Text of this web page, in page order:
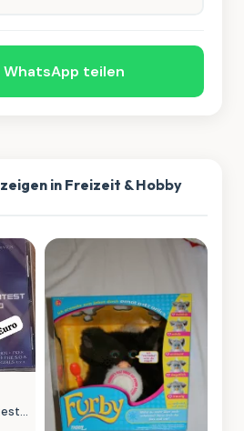
WhatsApp teilen
in Freizeit & Hobby